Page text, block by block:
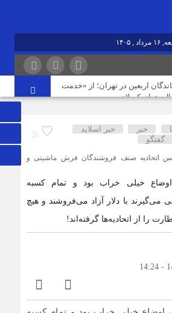
, ۱۴۰۵
اربعین در تهران؛ از «خدمت
کربلا»
و توسعه محصولات دوستدار
صنف
اجاره‌بها را از چشم مشاوران
مالیات‌ستانی از اصناف در دوران
26
خبر
خبر اسلايد
گفتگو
اتحادیه صنف فروشندگان فرش ماشینی و
خیلی خراب بود و تمام کسبه
می‌گیرند با دلار آزاد می‌فروشند و هیچ
را از اتحادیه‌ها گرفته‌اند!